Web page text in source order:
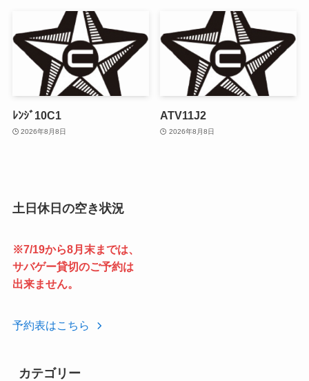
ﾚﾝｼﾞ10C1
2026年8月8日
ATV11J2
2026年8月8日
土日休日の空き状況
※7/19から8月末までは、
サバゲー貸切のご予約は
出来ません。
予約表はこちら
カテゴリー